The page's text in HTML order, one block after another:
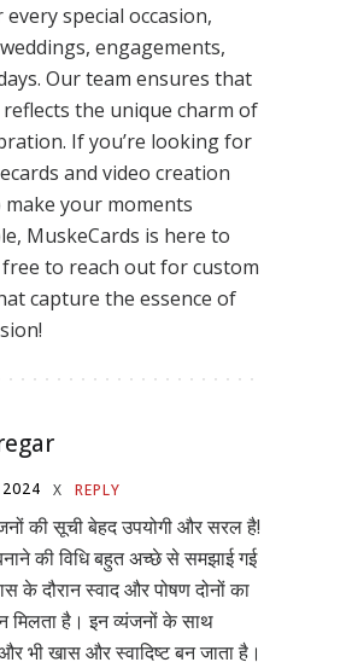
special occasion,
engagements,
Our team ensures that
reflects the unique charm of
If you’re looking for
and video creation
make your moments
MuskeCards is here to
free to reach out for custom
capture the essence of
X REPLY
की सूची बेहद उपयोगी और सरल है!
की विधि बहुत अच्छे से समझाई गई
के दौरान स्वाद और पोषण दोनों का
मिलता है। इन व्यंजनों के साथ
भी खास और स्वादिष्ट बन जाता है।